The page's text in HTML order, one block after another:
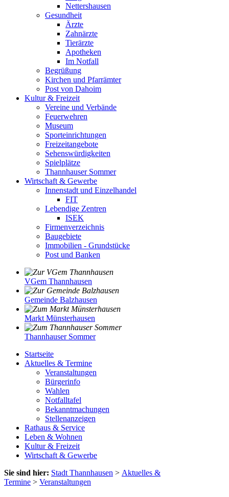
Nettershausen
Gesundheit
Ärzte
Zahnärzte
Tierärzte
Apotheken
Im Notfall
Begrüßung
Kirchen und Pfarrämter
Post von Dahoim
Kultur & Freizeit
Vereine und Verbände
Feuerwehren
Museum
Sporteinrichtungen
Freizeitangebote
Sehenswürdigkeiten
Spielplätze
Thannhauser Sommer
Wirtschaft & Gewerbe
Innenstadt und Einzelhandel
FIT
Lebendige Zentren
ISEK
Firmenverzeichnis
Baugebiete
Immobilien - Grundstücke
Post und Banken
VGem Thannhausen
Gemeinde Balzhausen
Markt Münsterhausen
Thannhauser Sommer
Startseite
Aktuelles & Termine
Veranstaltungen
Bürgerinfo
Wahlen
Notfalltafel
Bekanntmachungen
Stellenanzeigen
Rathaus & Service
Leben & Wohnen
Kultur & Freizeit
Wirtschaft & Gewerbe
Sie sind hier: Stadt Thannhausen > Aktuelles &
Termine > Veranstaltungen